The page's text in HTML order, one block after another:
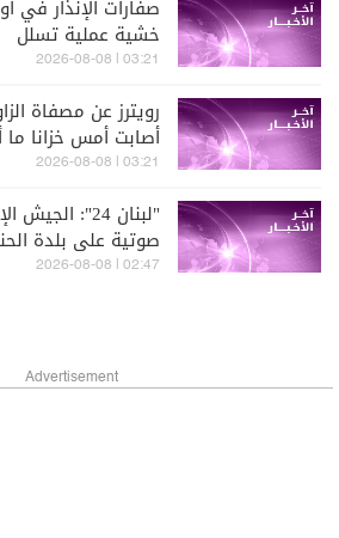
صفارات الإنذار في
خشية عملية تسلل
03:21 | 2026-08-08
رويترز عن مصفاة
أصابت أمس خزانا
الوضع تحت السيطرة
03:21 | 2026-08-08
"لبنان 24":
صوتية على بلدة
02:47 | 2026-08-08
Advertisement